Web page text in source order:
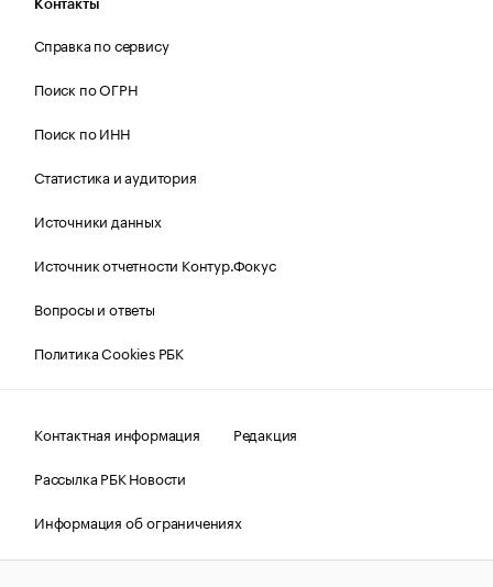
Контакты
Справка по сервису
Поиск по ОГРН
Поиск по ИНН
Статистика и аудитория
Источники данных
Источник отчетности Контур.Фокус
Вопросы и ответы
Политика Cookies РБК
Контактная информация
Редакция
Рассылка РБК Новости
Информация об ограничениях
Правовая информация
О соблюдении авторских прав